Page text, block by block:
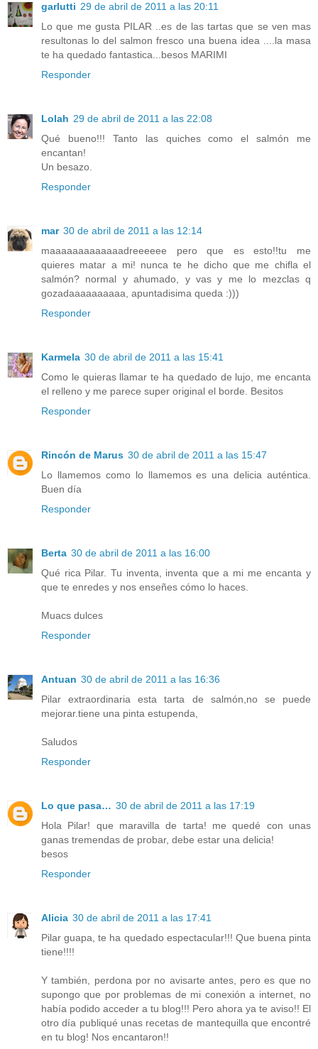
garlutti 29 de abril de 2011 a las 20:11
Lo que me gusta PILAR ..es de las tartas que se ven mas
resultonas lo del salmon fresco una buena idea ....la masa
te ha quedado fantastica...besos MARIMI
Responder
Lolah 29 de abril de 2011 a las 22:08
Qué bueno!!! Tanto las quiches como el salmón me
encantan!
Un besazo.
Responder
mar 30 de abril de 2011 a las 12:14
maaaaaaaaaaaaadreeeeee pero que es esto!!tu me
quieres matar a mi! nunca te he dicho que me chifla el
salmón? normal y ahumado, y vas y me lo mezclas q
gozadaaaaaaaaaa, apuntadisima queda :)))
Responder
Karmela 30 de abril de 2011 a las 15:41
Como le quieras llamar te ha quedado de lujo, me encanta
el relleno y me parece super original el borde. Besitos
Responder
Rincón de Marus 30 de abril de 2011 a las 15:47
Lo llamemos como lo llamemos es una delicia auténtica.
Buen día
Responder
Berta 30 de abril de 2011 a las 16:00
Qué rica Pilar. Tu inventa, inventa que a mi me encanta y
que te enredes y nos enseñes cómo lo haces.
Muacs dulces
Responder
Antuan 30 de abril de 2011 a las 16:36
Pilar extraordinaria esta tarta de salmón,no se puede
mejorar.tiene una pinta estupenda,
Saludos
Responder
Lo que pasa… 30 de abril de 2011 a las 17:19
Hola Pilar! que maravilla de tarta! me quedé con unas
ganas tremendas de probar, debe estar una delicia!
besos
Responder
Alicia 30 de abril de 2011 a las 17:41
Pilar guapa, te ha quedado espectacular!!! Que buena pinta
tiene!!!!
Y también, perdona por no avisarte antes, pero es que no
supongo que por problemas de mi conexión a internet, no
había podido acceder a tu blog!!! Pero ahora ya te aviso!! El
otro día publiqué unas recetas de mantequilla que encontré
en tu blog! Nos encantaron!!